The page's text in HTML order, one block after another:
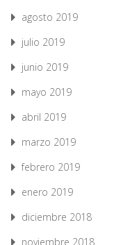
agosto 2019
julio 2019
junio 2019
mayo 2019
abril 2019
marzo 2019
febrero 2019
enero 2019
diciembre 2018
noviembre 2018